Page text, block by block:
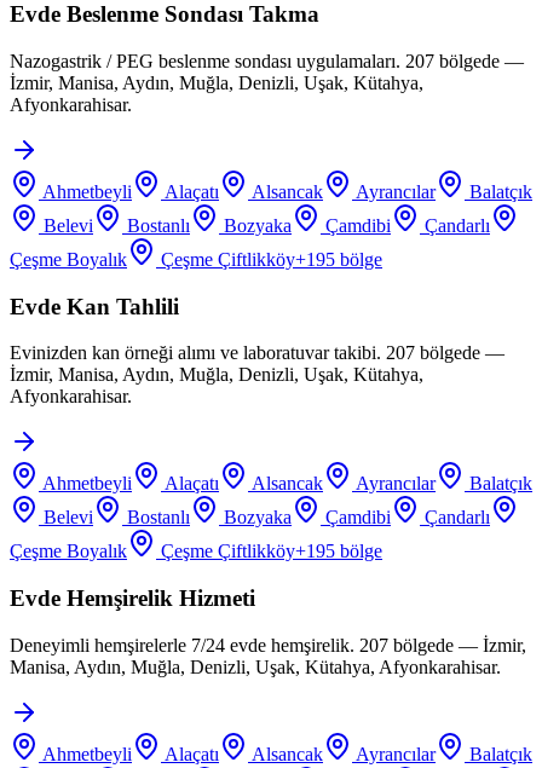
Evde Beslenme Sondası Takma
Nazogastrik / PEG beslenme sondası uygulamaları. 207 bölgede —
İzmir, Manisa, Aydın, Muğla, Denizli, Uşak, Kütahya,
Afyonkarahisar.
Ahmetbeyli Alaçatı Alsancak Ayrancılar
Balatçık
Belevi
Bostanlı Bozyaka Çamdibi
Çandarlı
Çeşme Boyalık
Çeşme Çiftlikköy+195 bölge
Evde Kan Tahlili
Evinizden kan örneği alımı ve laboratuvar takibi. 207 bölgede —
İzmir, Manisa, Aydın, Muğla, Denizli, Uşak, Kütahya,
Afyonkarahisar.
Ahmetbeyli Alaçatı Alsancak Ayrancılar
Balatçık
Belevi
Bostanlı Bozyaka Çamdibi
Çandarlı
Çeşme Boyalık
Çeşme Çiftlikköy+195 bölge
Evde Hemşirelik Hizmeti
Deneyimli hemşirelerle 7/24 evde hemşirelik. 207 bölgede — İzmir,
Manisa, Aydın, Muğla, Denizli, Uşak, Kütahya, Afyonkarahisar.
Ahmetbeyli Alaçatı Alsancak Ayrancılar Balatçık